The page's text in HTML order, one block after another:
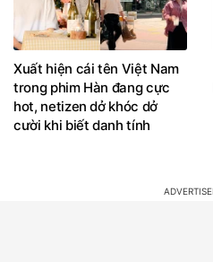
Xuất hiện cái tên Việt Nam
trong phim Hàn đang cực
hot, netizen dở khóc dở
cười khi biết danh tính